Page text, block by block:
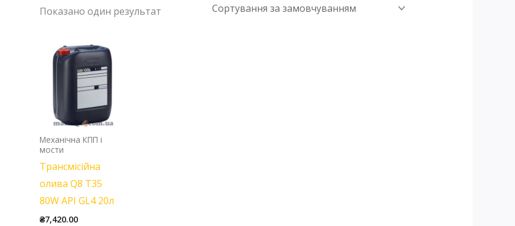
Показано один результат
Механічна КПП і
мости
Трансмісійна
олива Q8 T35
80W API GL4 20л
₴7,420.00